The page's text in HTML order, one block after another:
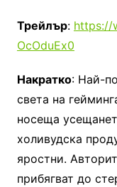
Трейлър: https://
OcOduEx0
Накратко: Най-
света на
носеща
холивудска
яростни.
прибягват до